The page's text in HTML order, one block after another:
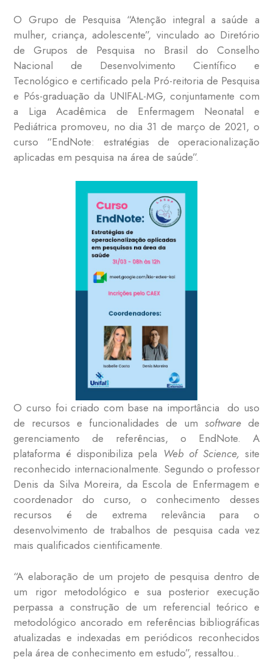
O Grupo de Pesquisa “Atenção integral a saúde a
mulher, criança, adolescente”, vinculado ao Diretório
de Grupos de Pesquisa no Brasil do Conselho
Nacional de Desenvolvimento Científico e
Tecnológico e certificado pela Pró-reitoria de Pesquisa
e Pós-graduação da UNIFAL-MG, conjuntamente com
a Liga Acadêmica de Enfermagem Neonatal e
Pediátrica promoveu, no dia 31 de março de 2021, o
curso “EndNote: estratégias de operacionalização
aplicadas em pesquisa na área de saúde”.
O curso foi criado com base na importância do uso
de recursos e funcionalidades de um softwarede
gerenciamento de referências, o EndNote. A
plataforma é disponibiliza pela Web of Science, site
reconhecido internacionalmente. Segundo o professor
Denis da Silva Moreira, da Escola de Enfermagem e
coordenador do curso, o conhecimento desses
recursos é de extrema relevância para o
desenvolvimento de trabalhos de pesquisa cada vez
mais qualificados cientificamente.
“A elaboração de um projeto de pesquisa dentro de
um rigor metodológico e sua posterior execução
perpassa a construção de um referencial teórico e
metodológico ancorado em referências bibliográficas
atualizadas e indexadas em periódicos reconhecidos
pela área de conhecimento em estudo”, ressaltou..